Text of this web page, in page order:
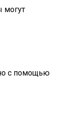
могут
с помощью